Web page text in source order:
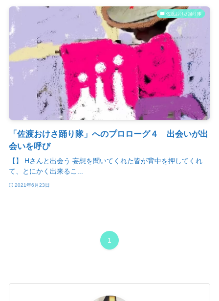
佐渡おけさ踊り隊
「佐渡おけさ踊り隊」へのプロローグ４ 出会いが出
会いを呼び
【】 Hさんと出会う 妄想を聞いてくれた皆が背中を押してくれ
て、とにかく出来るこ...
2021年6月23日
1